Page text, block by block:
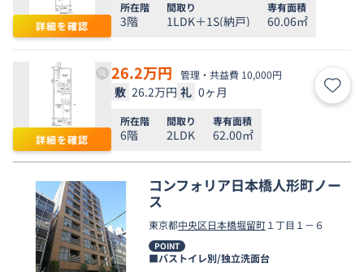
詳細を確認
所在階
3階
間取り
1LDK＋1S(納戸)
専有面積
60.06㎡
詳細を確認
26.2万円 管理・共益費 10,000円
敷 26.2万円 礼 0ヶ月 お気
所在階
6階
間取り
2LDK
専有面積
62.00㎡
コンフォリア日本橋人形町ノー
ス
東京都中央区日本橋堀留町１丁目１－６
POINT
■バストイレ別/独立洗面台